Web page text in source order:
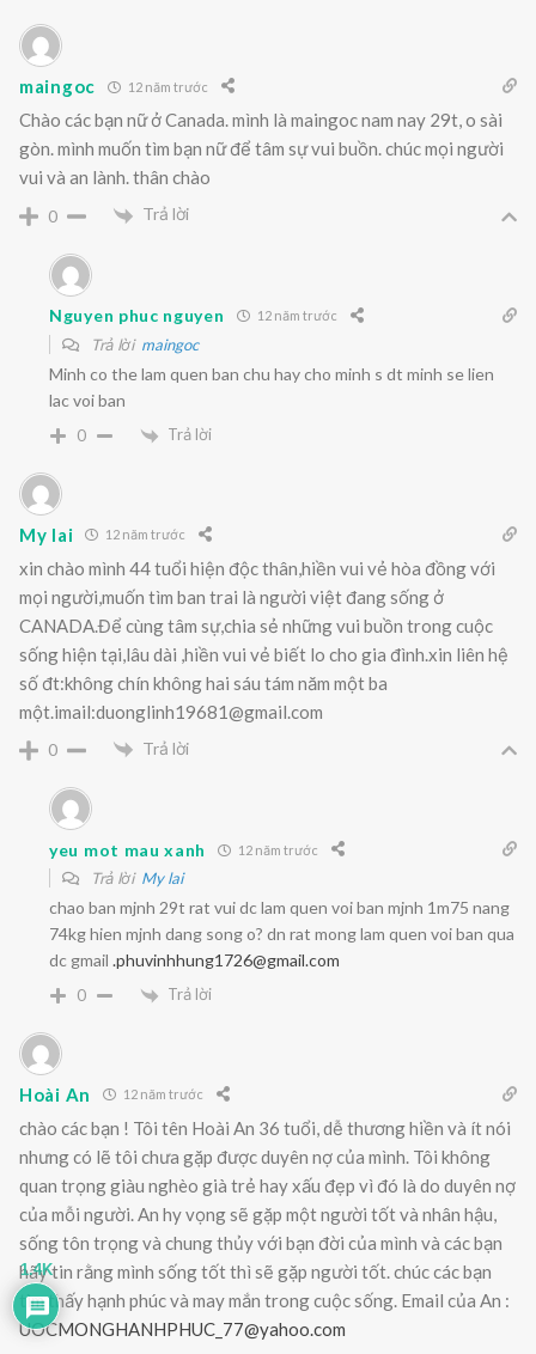
maingoc 12 năm trước
Chào các bạn nữ ở Canada. mình là maingoc nam nay 29t, o sài
gòn. mình muốn tìm bạn nữ để tâm sự vui buồn. chúc mọi người
vui và an lành. thân chào
0 Trả lời
Nguyen phuc nguyen 12 năm trước
Trả lời maingoc
Minh co the lam quen ban chu hay cho minh s dt minh se lien
lac voi ban
0 Trả lời
My lai 12 năm trước
xin chào mình 44 tuổi hiện độc thân,hiền vui vẻ hòa đồng với
mọi người,muốn tìm ban trai là người việt đang sống ở
CANADA.Để cùng tâm sự,chia sẻ những vui buồn trong cuộc
sống hiện tại,lâu dài ,hiền vui vẻ biết lo cho gia đình.xin liên hệ
số đt:không chín không hai sáu tám năm một ba
một.imail:duonglinh19681@gmail.com
0 Trả lời
yeu mot mau xanh 12 năm trước
Trả lời My lai
chao ban mjnh 29t rat vui dc lam quen voi ban mjnh 1m75 nang
74kg hien mjnh dang song o? dn rat mong lam quen voi ban qua
dc gmail .phuvinhhung1726@gmail.com
0 Trả lời
Hoài An 12 năm trước
chào các bạn ! Tôi tên Hoài An 36 tuổi, dễ thương hiền và ít nói
nhưng có lẽ tôi chưa gặp được duyên nợ của mình. Tôi không
quan trọng giàu nghèo già trẻ hay xấu đẹp vì đó là do duyên nợ
của mỗi người. An hy vọng sẽ gặp một người tốt và nhân hậu,
sống tôn trọng và chung thủy với bạn đời của mình và các bạn
hãy tin rằng mình sống tốt thì sẽ gặp người tốt. chúc các bạn
tìm thấy hạnh phúc và may mắn trong cuộc sống. Email của An :
UOCMONGHANHPHUC_77@yahoo.com
1.4K